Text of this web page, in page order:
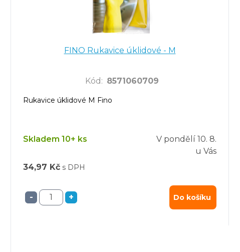
FINO Rukavice úklidové - M
Kód : 8571060709
Rukavice úklidové M Fino
Skladem 10+ ks V pondělí 10. 8.
u Vás
34,97 Kč s DPH
- + Do košíku